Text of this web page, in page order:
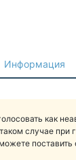
Информация
как
случае при
поставить